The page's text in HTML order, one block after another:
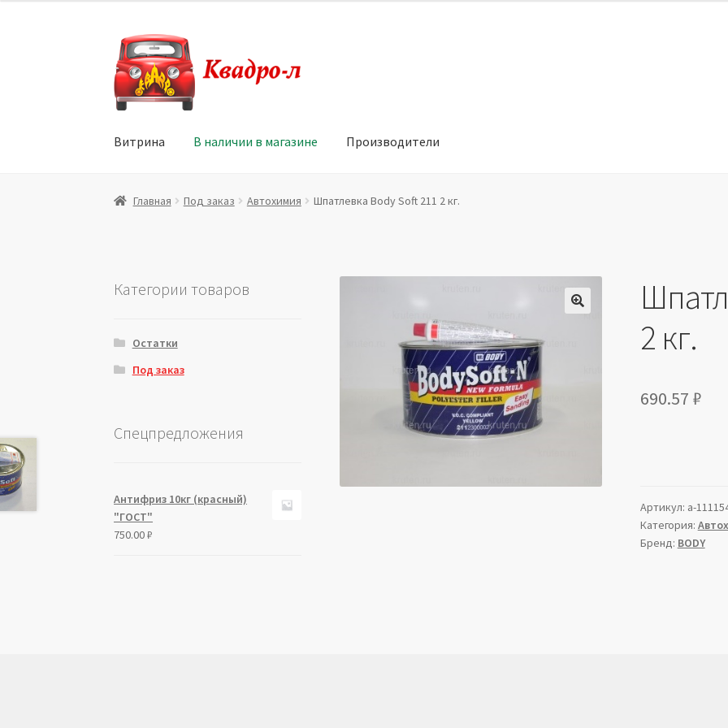
Перейти
к
навигации
Перейти
к
содержимому
Витрина В наличии в магазине Производители
Главная Витрина Мой аккаунт Политика в отношении обработки персональных данных
Главная Под заказ Автохимия Шпатлевка Body Soft 211 2 кг.
2 кг.
690.57 ₽
Артикул: a-
Категория:
Бренд: BODY
Категории товаров
Остатки
Под заказ
Спецпредложения
Антифриз 10кг (красный)
"ГОСТ"
750.00₽